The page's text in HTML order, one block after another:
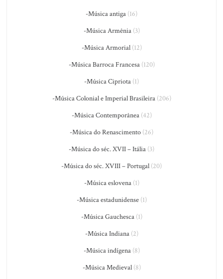
-Música antiga (16)
-Música Armênia(3)
-Música Armorial(12)
-Música Barroca Francesa(120)
-Música Cipriota (1)
-Música Colonial e Imperial Brasileira(206)
-Música Contemporânea(42)
-Música do Renascimento (26)
-Música do séc. XVII – Itália (3)
-Música do séc. XVIII – Portugal (20)
-Música eslovena(1)
-Música estadunidense(1)
-Música Gauchesca(1)
-Música Indiana(2)
-Música indígena(8)
-Música Medieval(8)